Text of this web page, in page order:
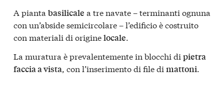
A pianta basilicale a tre navate – terminanti ognuna
con un’abside semicircolare – l’edificio è costruito
con materiali di originelocale.
La muratura è prevalentemente in blocchi di pietra
faccia a vista, con l’inserimento di file di mattoni.